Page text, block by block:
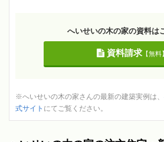
へいせいの木の家の資料は
資料請求【無料】
※へいせいの木の家さんの最新の建築実例は、
式サイト にてご覧ください。